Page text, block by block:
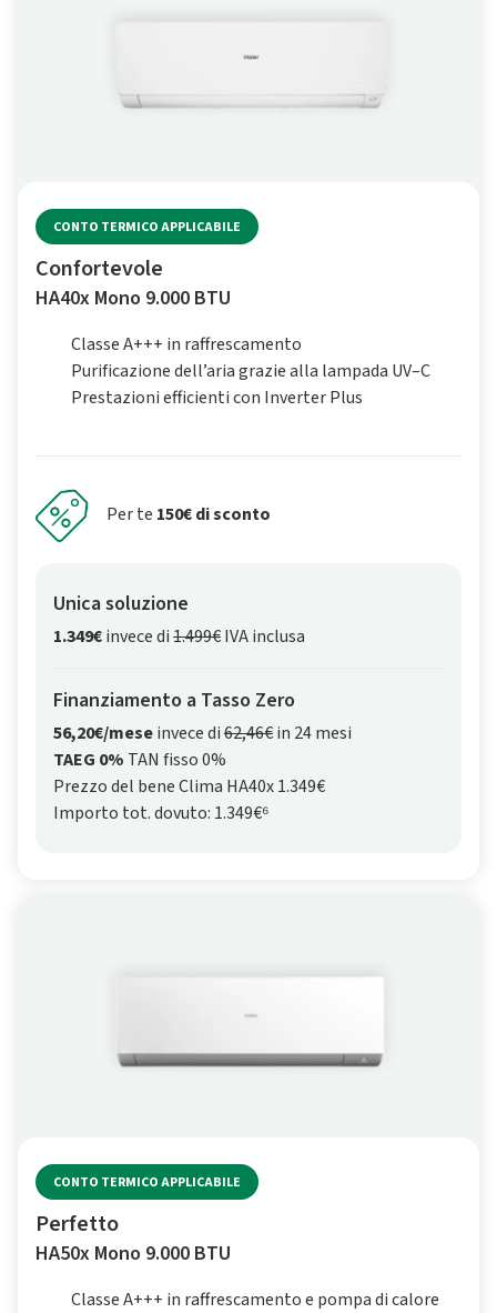
CONTO TERMICO APPLICABILE
Confortevole
HA40x Mono 9.000 BTU
Classe A+++ in raffrescamento
Purificazione dell’aria grazie alla lampada UV–C
Prestazioni efficienti con Inverter Plus
Per te 150€ di sconto
Unica soluzione
1.349€invece di1.499€IVA inclusa
Finanziamento a Tasso Zero
56,20€/meseinvece di62,46€in 24 mesi
TAEG 0% TAN fisso 0%
Prezzo del bene Clima HA40x 1.349€
Importo tot. dovuto: 1.349€⁶
CONTO TERMICO APPLICABILE
Perfetto
HA50x Mono 9.000 BTU
Classe A+++ in raffrescamento e pompa di calore